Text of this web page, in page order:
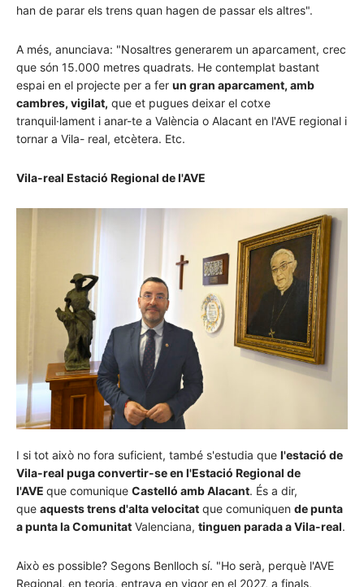
han de parar els trens quan hagen de passar els altres".
A més, anunciava: "Nosaltres generarem un aparcament, crec
que són 15.000 metres quadrats. He contemplat bastant
espai en el projecte per a fer un gran aparcament, amb
cambres, vigilat, que et pugues deixar el cotxe
tranquil·lament i anar-te a València o Alacant en l'AVE regional i
tornar a Vila- real, etcètera. Etc.
Vila-real Estació Regional de l'AVE
I si tot això no fora suficient, també s'estudia que l'estació de
Vila-real puga convertir-se en l'Estació Regional de
l'AVE que comunique Castelló amb Alacant. És a dir,
que aquests trens d'alta velocitat que comuniquen de punta
a punta la Comunitat Valenciana, tinguen parada a Vila-real.
Això es possible? Segons Benlloch sí. "Ho serà, perquè l'AVE
Regional, en teoria, entrava en vigor en el 2027, a finals,